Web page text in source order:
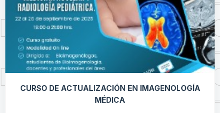
CURSO DE ACTUALIZACIÓN EN IMAGENOLOGÍA
MÉDICA